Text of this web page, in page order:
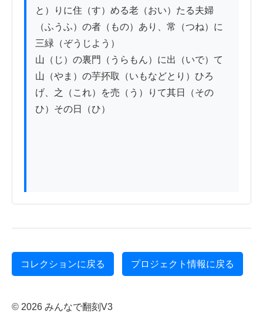
と）りに住（す）める老（おい）たる夫婦
（ふうふ）の者（もの）あり、常（つね）に
三緑（ぞうじよう）
山（じ）の裏門（うらもん）に出（いで）て
山（やま）の芋抔取（いもなどとり）ひろ
げ、之（これ）を売（う）りて其日（その
ひ）その日（ひ）
コレクションに戻る プロジェクト情報に戻る
© 2026 みんなで翻刻V3